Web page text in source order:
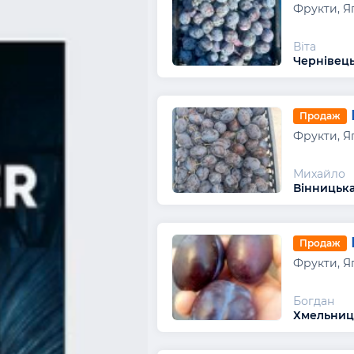
Фрукти,
Віта
Продаж
Фрукти,
Михайло
Продаж
Фрукти,
Богдан